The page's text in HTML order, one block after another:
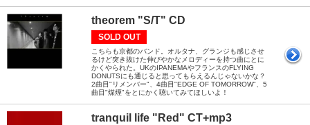
theorem "S/T" CD
SOLD OUT
こちらも京都のバンド。オルタナ、グランジも感じさせ
るけど突き抜けた伸びやかなメロディーを持つ曲にとに
かくやられた。UKのIPANEMAやフランスのFLYING
DONUTSにも通じると思ってもらえるんじゃないかな？
2曲目"リメンバー"、4曲目"EDGE OF TOMORROW"、5
曲目"煤煙"をとにかく聴いてみてほしいよ！
tranquil life "Red" CT+mp3